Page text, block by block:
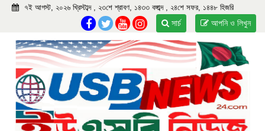
৭ই আগস্ট, ২০২৬ খ্রিস্টাব্দ , ২৩শে শ্রাবণ, ১৪৩৩ বঙ্গাব্দ , ২৪শে সফর, ১৪৪৮ হিজরি
আপনি ও লিখুন
সার্চ